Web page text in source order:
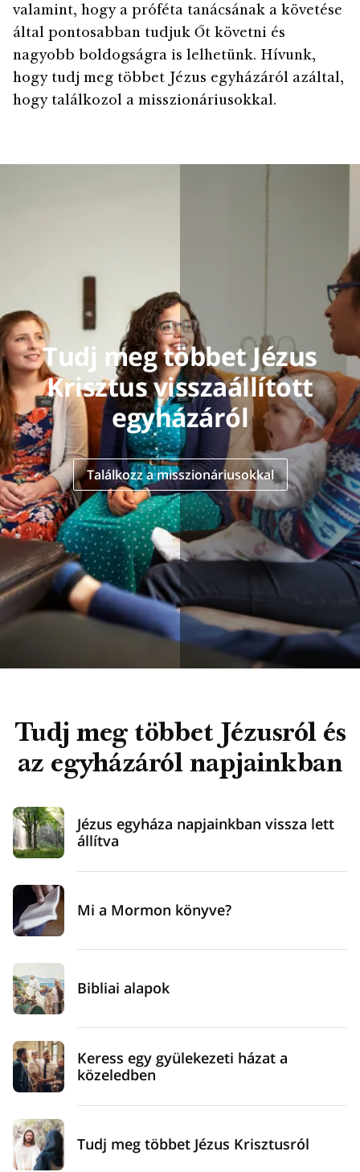
valamint, hogy a próféta tanácsának a követése
által pontosabban tudjuk Őt követni és
nagyobb boldogságra is lelhetünk. Hívunk,
hogy tudj meg többet Jézus egyházáról azáltal,
hogy találkozol a misszionáriusokkal.
Tudj meg többet Jézus
Krisztus visszaállított
egyházáról
Találkozz a misszionáriusokkal
Tudj meg többet Jézusról és
az egyházáról napjainkban
Jézus egyháza napjainkban vissza lett
állítva
Mi a Mormon könyve?
Bibliai alapok
Keress egy gyülekezeti házat a
közeledben
Tudj meg többet Jézus Krisztusról